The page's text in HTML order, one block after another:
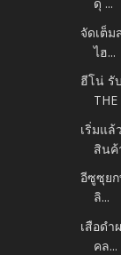
ดุ ...
จัดเต็ม
ไฮ...
ฮีโน่ รั
THE
เริ่มแล้
สินค้
อีซูซุย
ลิ...
เสือดำ
คล...